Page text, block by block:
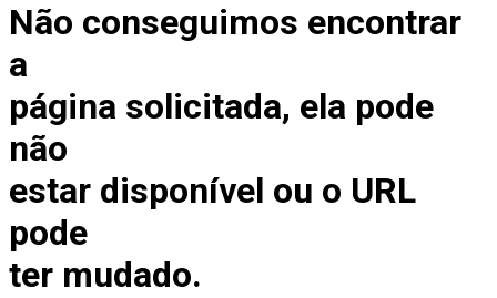
Não conseguimos encontrar
a
página solicitada, ela pode
não
estar disponível ou o URL
pode
ter mudado.